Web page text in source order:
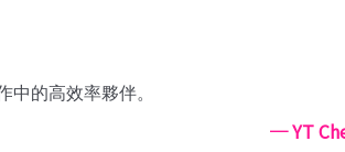
中的高效率夥伴。
─ YT